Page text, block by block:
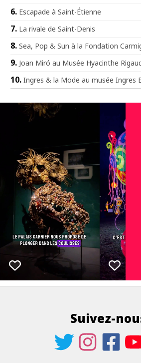
Escapade à Saint-Étienne
La rivale de Saint-Denis
Sea, Pop & Sun à la Fondation
Joan Miró au Musée Hyacinthe
Ingres & la Mode au musée Ingres
Suivez-